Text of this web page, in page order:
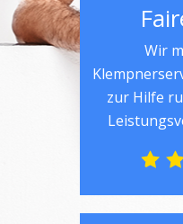
Wir
zur Hilfe